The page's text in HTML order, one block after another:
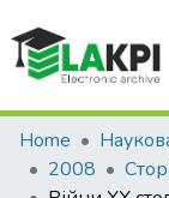
Communities &
All of DSpace
Home
2008